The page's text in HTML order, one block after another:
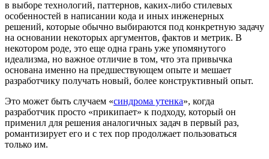
в выборе технологий, паттернов, каких-либо стилевых
особенностей в написании кода и иных инженерных
решений, которые обычно выбираются под конкретную задачу
на основании некоторых аргументов, фактов и метрик. В
некотором роде, это еще одна грань уже упомянутого
идеализма, но важное отличие в том, что эта привычка
основана именно на предшествующем опыте и мешает
разработчику получать новый, более конструктивный опыт.
Это может быть случаем «синдрома утенка», когда
разработчик просто «прикипает» к подходу, который он
применил для решения аналогичных задач в первый раз,
романтизирует его и с тех пор продолжает пользоваться
только им.